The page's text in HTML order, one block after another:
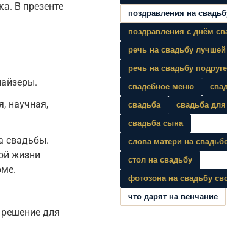
В презенте
научная,
свадьбы.
жизни
для
поздравления на
поздравления с днём
речь на свадьбу лучшей
речь на свадьбу подруге
свадебное меню
свадьба
свадьба
свадьба сына
слова матери на
стол на свадьбу
фотозона на свадьбу
что дарят на венчание